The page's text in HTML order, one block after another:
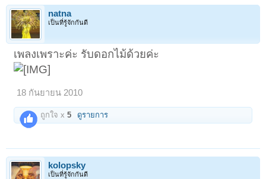
natna
เป็นที่รู้จักกันดี
เพลงเพราะค่ะ รับดอกไม้ด้วยค่ะ
18 กันยายน 2010
ถูกใจ x5 ดูรายการ
kolopsky
เป็นที่รู้จักกันดี